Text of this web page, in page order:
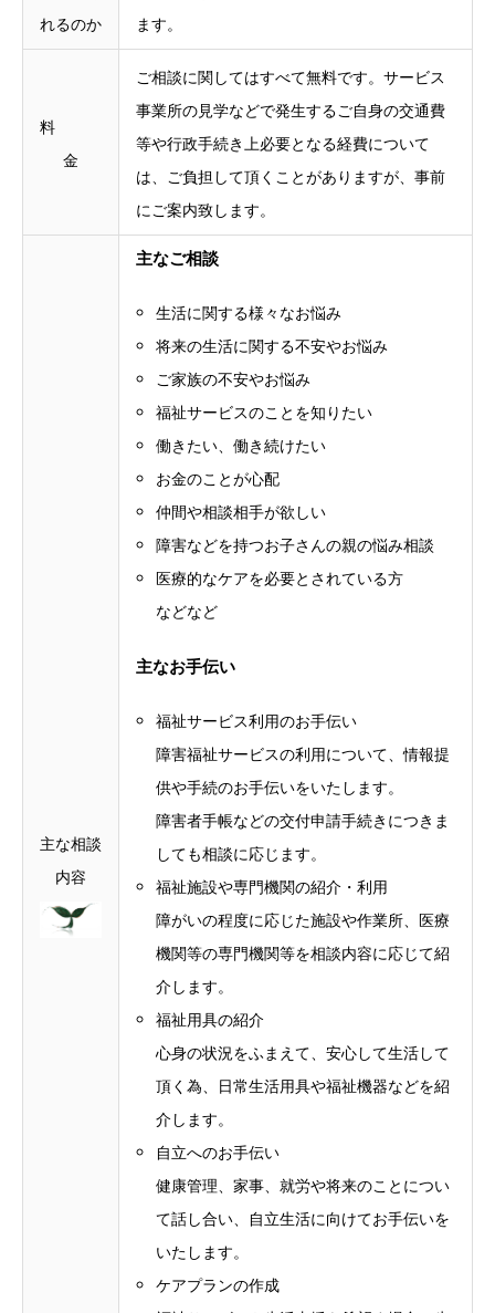
れるのか
ます。
料
金
ご相談に関してはすべて無料です。サービス
事業所の見学などで発生するご自身の交通費
等や行政手続き上必要となる経費について
は、ご負担して頂くことがありますが、事前
にご案内致します。
主な相談
内容
主なご相談
生活に関する様々なお悩み
将来の生活に関する不安やお悩み
ご家族の不安やお悩み
福祉サービスのことを知りたい
働きたい、働き続けたい
お金のことが心配
仲間や相談相手が欲しい
障害などを持つお子さんの親の悩み相談
医療的なケアを必要とされている方
などなど
主なお手伝い
福祉サービス利用のお手伝い
障害福祉サービスの利用について、情報提
供や手続のお手伝いをいたします。
障害者手帳などの交付申請手続きにつきま
しても相談に応じます。
福祉施設や専門機関の紹介・利用
障がいの程度に応じた施設や作業所、医療
機関等の専門機関等を相談内容に応じて紹
介します。
福祉用具の紹介
心身の状況をふまえて、安心して生活して
頂く為、日常生活用具や福祉機器などを紹
介します。
自立へのお手伝い
健康管理、家事、就労や将来のことについ
て話し合い、自立生活に向けてお手伝いを
いたします。
ケアプランの作成